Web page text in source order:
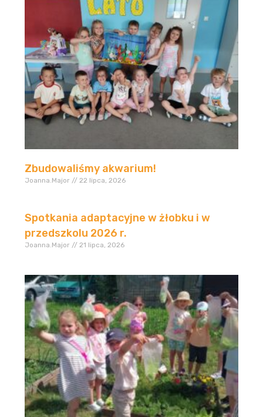
Zbudowaliśmy akwarium!
Joanna.Major 22 lipca, 2026
Spotkania adaptacyjne w żłobku i w
przedszkolu 2026 r.
Joanna.Major 21 lipca, 2026